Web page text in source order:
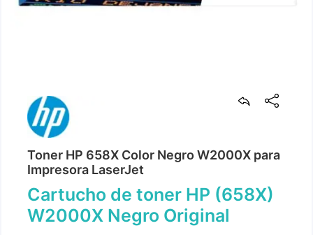
Toner HP 658X Color Negro W2000X para
Impresora LaserJet
Cartucho de toner HP (658X)
W2000X Negro Original